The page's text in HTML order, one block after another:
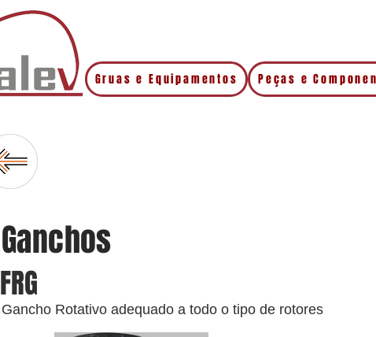
Gruas e Equipamentos Peças e
Ganchos
FRG
Gancho Rotativo adequado a todo o tipo de rotores